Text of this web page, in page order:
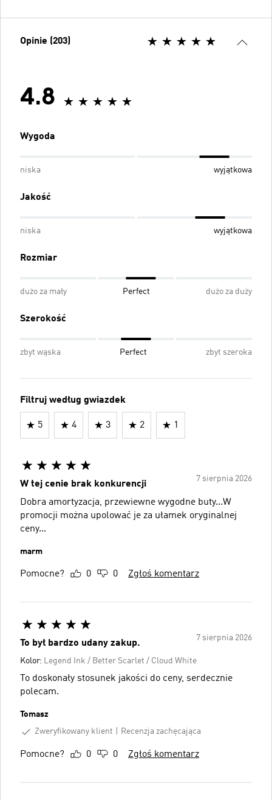
Opinie (203)
4.8
Wygoda
niska wyjątkowa
Jakość
niska wyjątkowa
Rozmiar
dużo za mały Perfect dużo za duży
Szerokość
zbyt wąska Perfect zbyt szeroka
Filtruj według gwiazdek
5 4 3 2 1
7 sierpnia 2026
W tej cenie brak konkurencji
Dobra amortyzacja, przewiewne wygodne buty...W
promocji można upolować je za ułamek oryginalnej
ceny...
marm
Pomocne? 0 0 Zgłoś komentarz
7 sierpnia 2026
To był bardzo udany zakup.
Kolor: Legend Ink / Better Scarlet / Cloud White
To doskonały stosunek jakości do ceny, serdecznie
polecam.
Tomasz
Zweryfikowany klient
Recenzja zachęcająca
Pomocne? 0 0 Zgłoś komentarz